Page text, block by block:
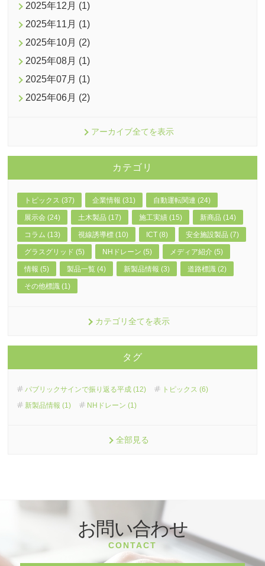
2025年12月 (1)
2025年11月 (1)
2025年10月 (2)
2025年08月 (1)
2025年07月 (1)
2025年06月 (2)
アーカイブ全てを表示
カテゴリ
トピックス (37) 企業情報 (31) 自動運転関連 (24)
展示会 (24) 土木製品 (17) 施工実績 (15) 新商品 (14)
コラム (13) 視線誘導標 (10) ICT (8) 安全施設製品 (7)
グラスグリッド (5) NHドレーン (5) メディア紹介 (5)
情報 (5) 製品一覧 (4) 新製品情報 (3) 道路標識 (2)
その他標識 (1)
カテゴリ全てを表示
タグ
パブリックサインで振り返る平成 (12)
トピックス (6)
新製品情報 (1)
NHドレーン (1)
全部見る
お問い合わせ
CONTACT